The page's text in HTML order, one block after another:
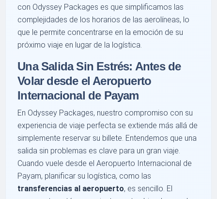
con Odyssey Packages es que simplificamos las
complejidades de los horarios de las aerolíneas, lo
que le permite concentrarse en la emoción de su
próximo viaje en lugar de la logística.
Una Salida Sin Estrés: Antes de
Volar desde el Aeropuerto
Internacional de Payam
En Odyssey Packages, nuestro compromiso con su
experiencia de viaje perfecta se extiende más allá de
simplemente reservar su billete. Entendemos que una
salida sin problemas es clave para un gran viaje.
Cuando vuele desde el Aeropuerto Internacional de
Payam, planificar su logística, como las
transferencias al aeropuerto, es sencillo. El